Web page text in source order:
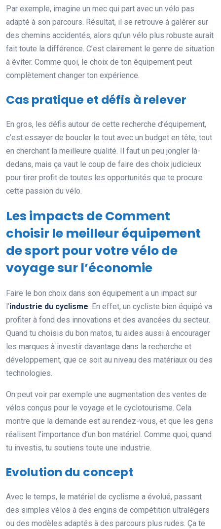
Par exemple, imagine un mec qui part avec un vélo pas
adapté à son parcours. Résultat, il se retrouve à galérer sur
des chemins accidentés, alors qu’un vélo plus robuste aurait
fait toute la différence. C’est clairement le genre de situation
à éviter. Comme quoi, le choix de ton équipement peut
complètement changer ton expérience.
Cas pratique et défis à relever
En gros, les défis autour de cette recherche d’équipement,
c’est essayer de boucler le tout avec un budget en tête, tout
en cherchant la meilleure qualité. Il faut un peu jongler là-
dedans, mais ça vaut le coup de faire des choix judicieux
pour tirer profit de toutes les opportunités que te procure
cette passion du vélo.
Les impacts de Comment
choisir le meilleur équipement
de sport pour votre vélo de
voyage sur l’économie
Faire le bon choix dans son équipement a un impact sur
l’industrie du cyclisme. En effet, un cycliste bien équipé va
profiter à fond des innovations et des avancées du secteur.
Quand tu choisis du bon matos, tu aides aussi à encourager
les marques à investir davantage dans la recherche et
développement, que ce soit au niveau des matériaux ou des
technologies.
On peut voir par exemple une augmentation des ventes de
vélos conçus pour le voyage et le cyclotourisme. Cela
montre que la demande est au rendez-vous, et que les gens
réalisent l’importance d’un bon matériel. Comme quoi, quand
tu investis, tu soutiens toute une industrie.
Evolution du concept
Avec le temps, le matériel de cyclisme a évolué, passant
des simples vélos à des engins de compétition ultralégers
ou des modèles adaptés à des parcours plus rudes. Ça te